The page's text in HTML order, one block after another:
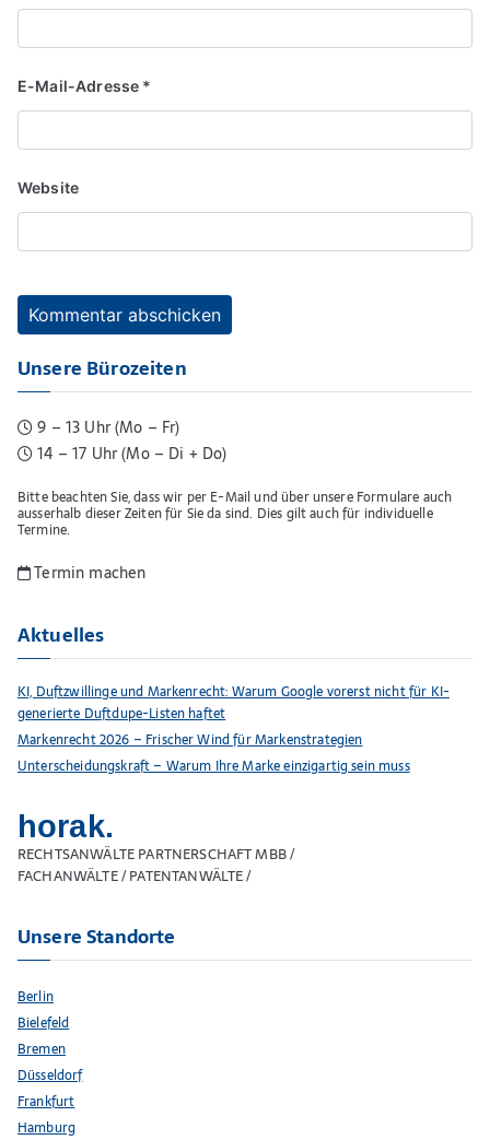
E-Mail-Adresse *
Website
Unsere Bürozeiten
9 – 13 Uhr (Mo – Fr)
14 – 17 Uhr (Mo – Di + Do)
Bitte beachten Sie, dass wir per E-Mail und über unsere Formulare auch
ausserhalb dieser Zeiten für Sie da sind. Dies gilt auch für individuelle
Termine.
Termin machen
Aktuelles
KI, Duftzwillinge und Markenrecht: Warum Google vorerst nicht für KI-
generierte Duftdupe-Listen haftet
Markenrecht 2026 – Frischer Wind für Markenstrategien
Unterscheidungskraft – Warum Ihre Marke einzigartig sein muss
horak.
RECHTSANWÄLTE PARTNERSCHAFT MBB /
FACHANWÄLTE / PATENTANWÄLTE /
Unsere Standorte
Berlin
Bielefeld
Bremen
Düsseldorf
Frankfurt
Hamburg